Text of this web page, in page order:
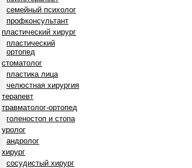
семейный психолог
профконсультант
пластический хирург
пластический
ортопед
стоматолог
пластика лица
челюстная хирургия
терапевт
травматолог-ортопед
голеностоп и стопа
уролог
андролог
хирург
сосудистый хирург